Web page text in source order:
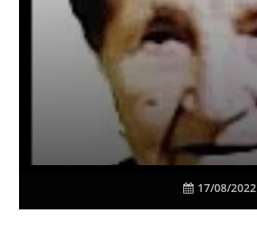
17/08/2022